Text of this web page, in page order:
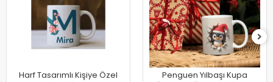
Harf Tasarımlı Kişiye Özel
Penguen Yılbaşı Kupa